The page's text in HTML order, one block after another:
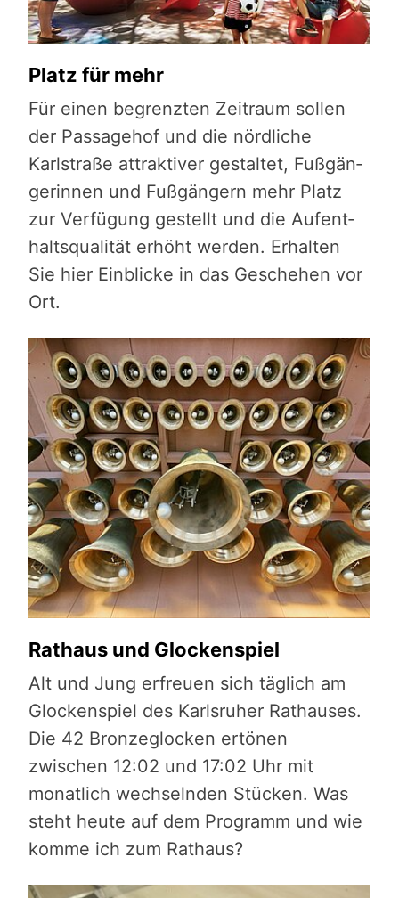
Platz für mehr
Für einen begrenzten Zeitraum sollen
der Passagehof und die nörd­li­che
Karlstraße attrak­ti­ver gestaltet, Fußgän­
ge­rin­nen und Fuß­gän­gern mehr Platz
zur Verfügung gestellt und die Auf­ent­
halts­qua­li­tät erhöht werden. Erhalten
Sie hier Einblicke in das Geschehen vor
Ort.
Rathaus und Glockenspiel
Alt und Jung erfreuen sich täglich am
Glockenspiel des Karlsruher Rathauses.
Die 42 Bronzeglocken ertönen
zwischen 12:02 und 17:02 Uhr mit
monatlich wechselnden Stücken. Was
steht heute auf dem Programm und wie
komme ich zum Rathaus?